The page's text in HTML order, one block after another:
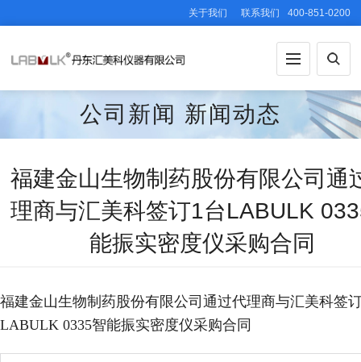
关于我们 联系我们 400-851-0200
公司新闻 新闻动态
福建金山生物制药股份有限公司通
理商与汇美科签订1台LABULK
能振实密度仪采购合同
福建金山生物制药股份有限公司通过代理商与汇美科签
LABULK 0335智能振实密度仪采购合同